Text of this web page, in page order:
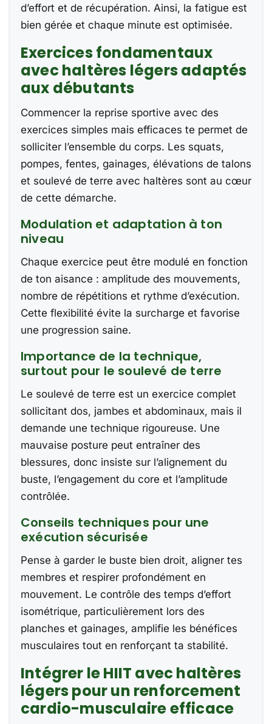
d’effort et de récupération. Ainsi, la fatigue est
bien gérée et chaque minute est optimisée.
Exercices fondamentaux
avec haltères légers adaptés
aux débutants
Commencer la reprise sportive avec des
exercices simples mais efficaces te permet de
solliciter l’ensemble du corps. Les squats,
pompes, fentes, gainages, élévations de talons
et soulevé de terre avec haltères sont au cœur
de cette démarche.
Modulation et adaptation à ton
niveau
Chaque exercice peut être modulé en fonction
de ton aisance : amplitude des mouvements,
nombre de répétitions et rythme d’exécution.
Cette flexibilité évite la surcharge et favorise
une progression saine.
Importance de la technique,
surtout pour le soulevé de terre
Le soulevé de terre est un exercice complet
sollicitant dos, jambes et abdominaux, mais il
demande une technique rigoureuse. Une
mauvaise posture peut entraîner des
blessures, donc insiste sur l’alignement du
buste, l’engagement du core et l’amplitude
contrôlée.
Conseils techniques pour une
exécution sécurisée
Pense à garder le buste bien droit, aligner tes
membres et respirer profondément en
mouvement. Le contrôle des temps d’effort
isométrique, particulièrement lors des
planches et gainages, amplifie les bénéfices
musculaires tout en renforçant ta stabilité.
Intégrer le HIIT avec haltères
légers pour un renforcement
cardio-musculaire efficace